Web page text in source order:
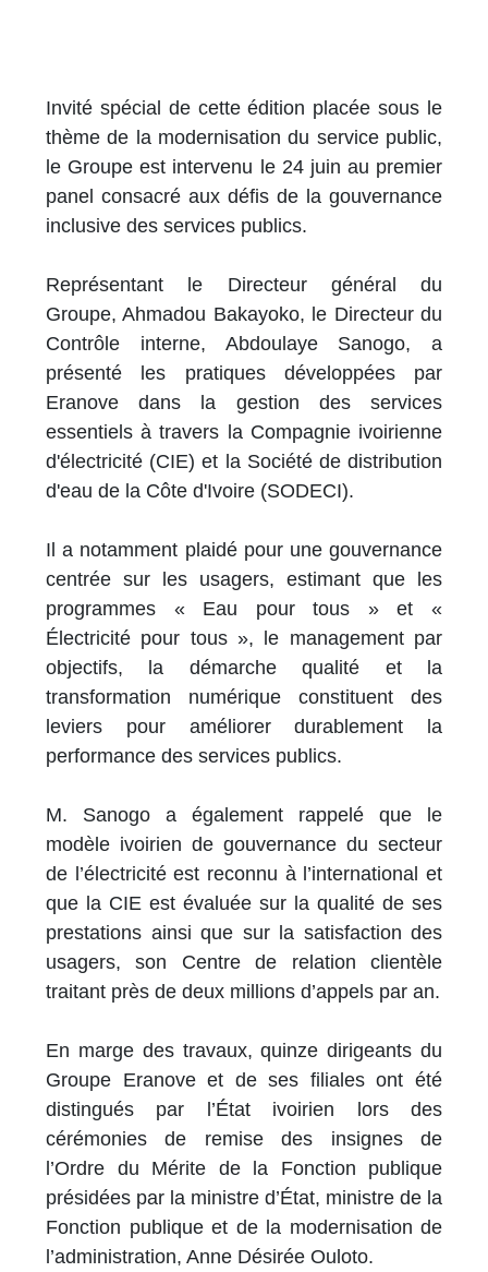
Invité spécial de cette édition placée sous le
thème de la modernisation du service public,
le Groupe est intervenu le 24 juin au premier
panel consacré aux défis de la gouvernance
inclusive des services publics.
Représentant le Directeur général du
Groupe, Ahmadou Bakayoko, le Directeur du
Contrôle interne, Abdoulaye Sanogo, a
présenté les pratiques développées par
Eranove dans la gestion des services
essentiels à travers la Compagnie ivoirienne
d'électricité (CIE) et la Société de distribution
d'eau de la Côte d'Ivoire (SODECI).
Il a notamment plaidé pour une gouvernance
centrée sur les usagers, estimant que les
programmes « Eau pour tous » et «
Électricité pour tous », le management par
objectifs, la démarche qualité et la
transformation numérique constituent des
leviers pour améliorer durablement la
performance des services publics.
M. Sanogo a également rappelé que le
modèle ivoirien de gouvernance du secteur
de l’électricité est reconnu à l’international et
que la CIE est évaluée sur la qualité de ses
prestations ainsi que sur la satisfaction des
usagers, son Centre de relation clientèle
traitant près de deux millions d’appels par an.
En marge des travaux, quinze dirigeants du
Groupe Eranove et de ses filiales ont été
distingués par l’État ivoirien lors des
cérémonies de remise des insignes de
l’Ordre du Mérite de la Fonction publique
présidées par la ministre d’État, ministre de la
Fonction publique et de la modernisation de
l’administration, Anne Désirée Ouloto.